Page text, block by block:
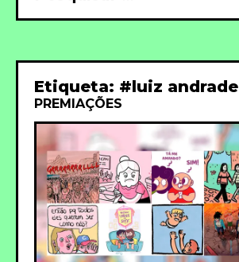
Etiqueta: #luiz andrade
PREMIAÇÕES